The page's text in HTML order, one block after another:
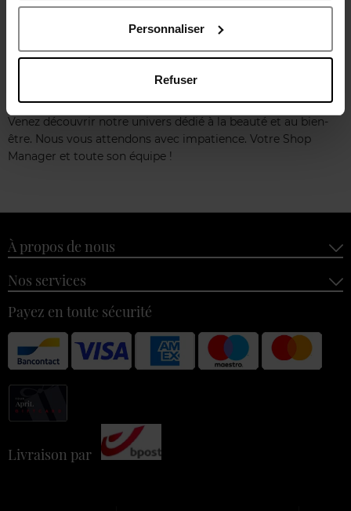
Personnaliser
Refuser
Choisir ce magasin
Présentation magasin
Venez découvrir notre univers dédié à la beauté et au bien-
être. Nous vous attendons avec impatience. Votre Shop
Manager et toute son équipe !
À propos de nous
Nos services
Payez en toute sécurité
Livraison par